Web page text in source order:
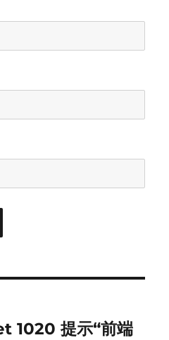
1020 提示“前端